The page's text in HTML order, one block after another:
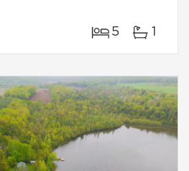
5 1